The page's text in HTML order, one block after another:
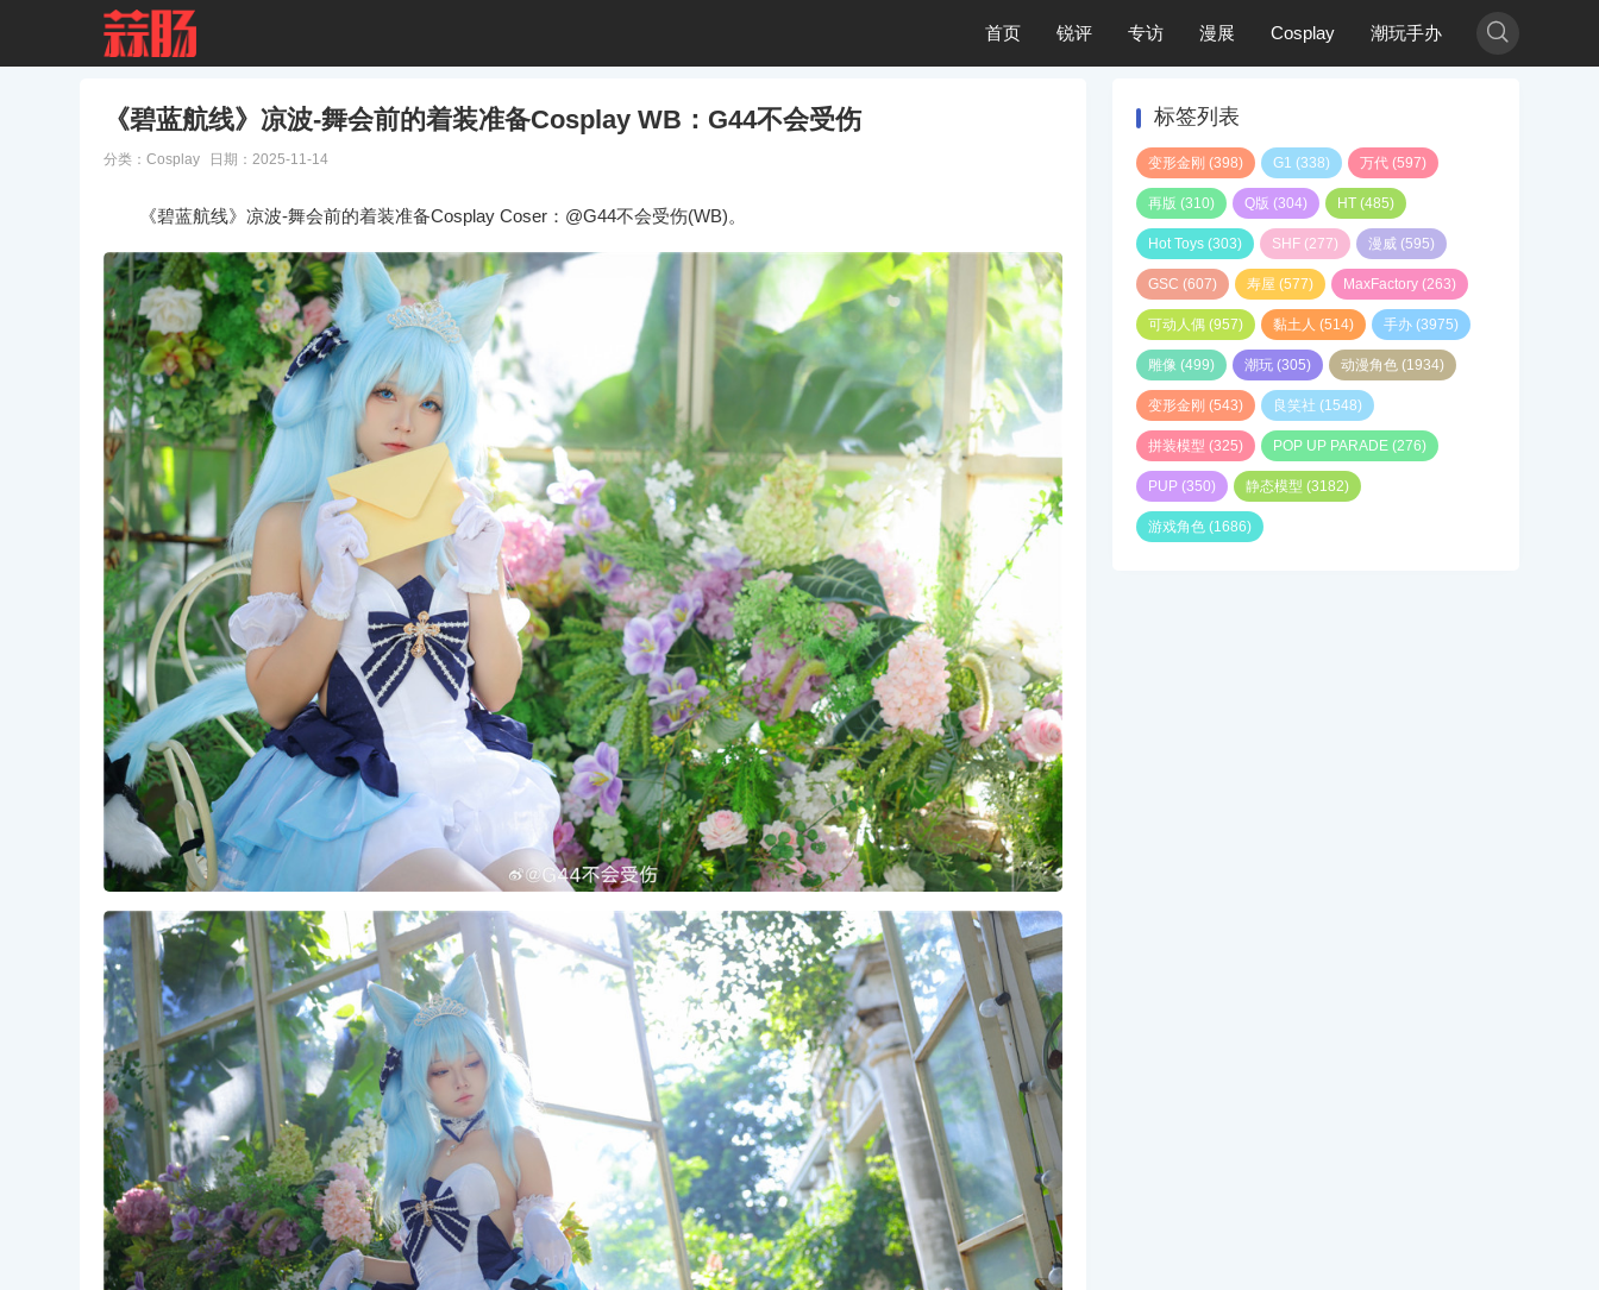
首页 锐评 专访 漫展 Cosplay 潮玩手办 
《碧蓝航线》凉波-舞会前的着装准备Cosplay WB：G44不会受伤
分类： Cosplay 日期：2025-11-14
《碧蓝航线》凉波-舞会前的着装准备Cosplay Coser：@G44不会受伤(WB)。
标签列表
变形金刚 (398) G1 (338) 万代 (597)
再版 (310) Q版 (304) HT (485)
Hot Toys (303) SHF (277) 漫威 (595)
GSC (607) 寿屋 (577) MaxFactory (263)
可动人偶 (957) 黏土人 (514) 手办 (3975)
雕像 (499) 潮玩 (305) 动漫角色 (1934)
变形金刚 (543) 良笑社 (1548)
拼装模型 (325) POP UP PARADE (276)
PUP (350) 静态模型 (3182)
游戏角色 (1686)